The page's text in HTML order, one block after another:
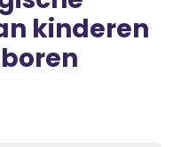
kinderen